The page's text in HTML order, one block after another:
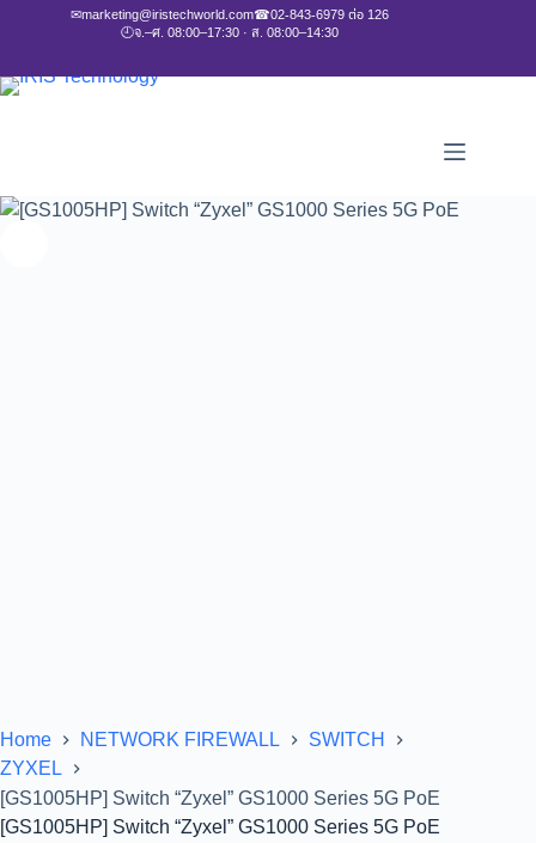
✉marketing@iristechworld.com☎02-843-6979 ต่อ 126
🕘จ.–ศ. 08:00–17:30 · ส. 08:00–14:30
Home NETWORK FIREWALL
SWITCH
ZYXEL
[GS1005HP] Switch “Zyxel” GS1000 Series 5G PoE
[GS1005HP] Switch “Zyxel” GS1000 Series 5G PoE